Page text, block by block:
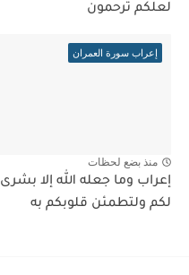
لعلكم ترحمون
إعراب سورة العمران
منذ بضع لحظات
إعراب وما جعله الله إلا بشرى
لكم ولتطمئن قلوبكم به